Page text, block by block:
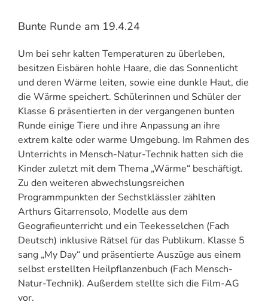
Bunte Runde am 19.4.24
Um bei sehr kalten Temperaturen zu überleben,
besitzen Eisbären hohle Haare, die das Sonnenlicht
und deren Wärme leiten, sowie eine dunkle Haut, die
die Wärme speichert. Schülerinnen und Schüler der
Klasse 6 präsentierten in der vergangenen bunten
Runde einige Tiere und ihre Anpassung an ihre
extrem kalte oder warme Umgebung. Im Rahmen des
Unterrichts in Mensch-Natur-Technik hatten sich die
Kinder zuletzt mit dem Thema „Wärme“ beschäftigt.
Zu den weiteren abwechslungsreichen
Programmpunkten der Sechstklässler zählten
Arthurs Gitarrensolo, Modelle aus dem
Geografieunterricht und ein Teekesselchen (Fach
Deutsch) inklusive Rätsel für das Publikum. Klasse 5
sang „My Day“ und präsentierte Auszüge aus einem
selbst erstellten Heilpflanzenbuch (Fach Mensch-
Natur-Technik). Außerdem stellte sich die Film-AG
vor.